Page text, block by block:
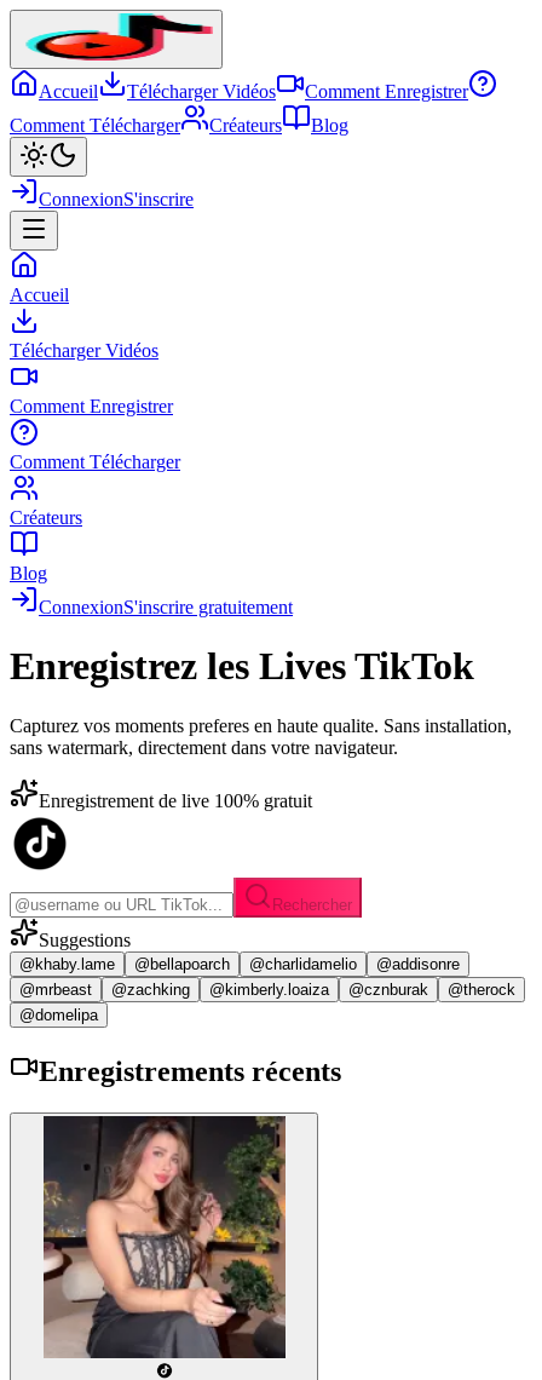
Accueil Télécharger Vidéos
Comment Enregistrer
Comment Télécharger
Créateurs Blog
ConnexionS'inscrire
Accueil
Télécharger Vidéos
Comment Enregistrer
Comment Télécharger
Créateurs
Blog
ConnexionS'inscrire gratuitement
Enregistrez les Lives TikTok
Capturez vos moments preferes en haute qualite. Sans installation,
sans watermark, directement dans votre navigateur.
Enregistrement de live 100% gratuit
Rechercher
Suggestions
@khaby.lame @bellapoarch @charlidamelio
@addisonre
@mrbeast
@zachking @kimberly.loaiza @cznburak
@therock
@domelipa
Enregistrements récents